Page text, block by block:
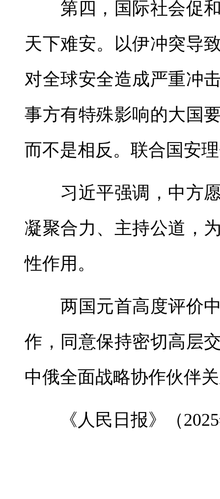
第四，国际社会促和
天下难安。以伊冲突导
对全球安全造成严重冲
事方有特殊影响的大国
而不是相反。联合国安
习近平强调，中方愿
凝聚合力、主持公道，
性作用。
两国元首高度评价中
作，同意保持密切高层
中俄全面战略协作伙伴
《人民日报》（2025